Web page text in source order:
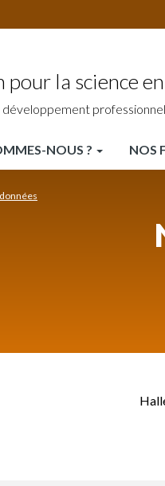
pour la science
développement
NOUS ? NOS